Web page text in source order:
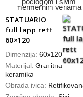
STATUARIO
full lapp rett
60×120
Dimenzija: 60x120
Materijal: Granitna
keramika
Obrada ivica: